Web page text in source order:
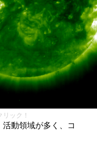
ック！
動領域が多く、コ